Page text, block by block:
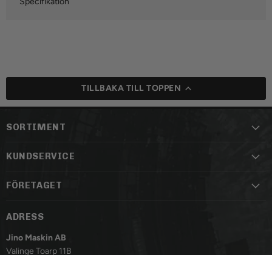
TILLBAKA TILL TOPPEN
SORTIMENT
KUNDSERVICE
FÖRETAGET
ADRESS
Jino Maskin AB
Valinge Toarp 11B